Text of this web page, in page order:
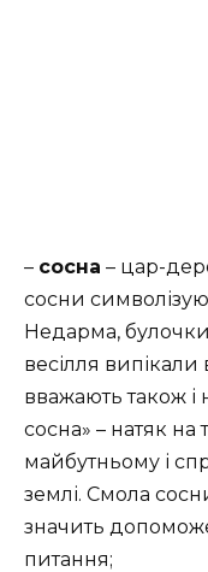
– сосна – цар-
сосни
Недарма,
весілля
вважають також і
сосна» – натяк на
майбутньому і
землі. Смола
значить
питання;